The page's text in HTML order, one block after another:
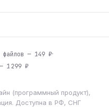
файлов — 149 ₽·
1 299 ₽
(программный продукт),
Доступна в РФ, СНГ